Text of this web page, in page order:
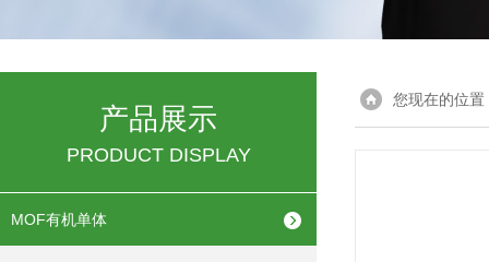
产品展示
PRODUCT DISPLAY
MOF有机单体
您现在的位置